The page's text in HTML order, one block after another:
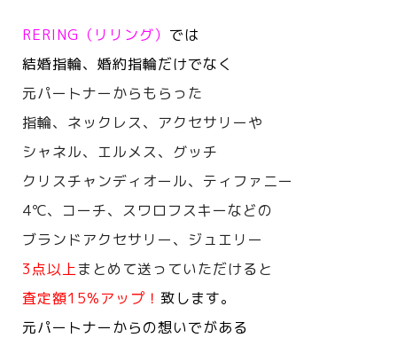
RERING（リリング） では
結婚指輪、婚約指輪だけでなく
元パートナーからもらった
指輪、ネックレス、アクセサリーや
シャネル、エルメス、 グッチ
クリスチャンディオール、ティファニー
4℃、コーチ、スワロフスキーなどの
ブランドアクセサリー、ジュエリー
3点以上まとめて送っていただけると
査定額15%アップ！ 致します。
元パートナーからの想いでがある